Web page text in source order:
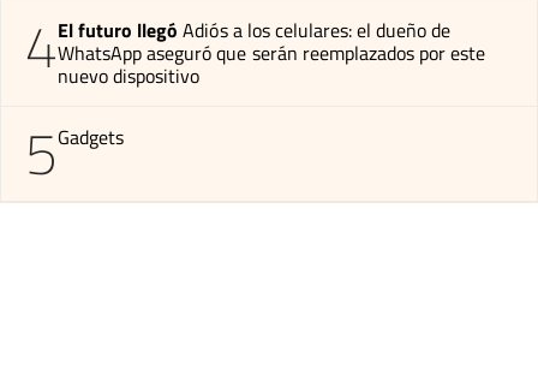
4El futuro llegó Adiós a los celulares: el dueño de
WhatsApp aseguró que serán reemplazados por este
nuevo dispositivo
5Gadgets